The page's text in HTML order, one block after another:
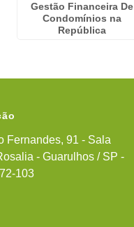
Gestão Financeira De
Condomínios na
República
Fernandes, 91 - Sala
- Guarulhos / SP -
103